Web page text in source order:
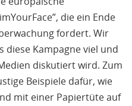
die ein Ende
fordert. Wir
Kampagne viel und
diskutiert wird. Zum
Beispiele dafür, wie
mit einer Papiertüte auf